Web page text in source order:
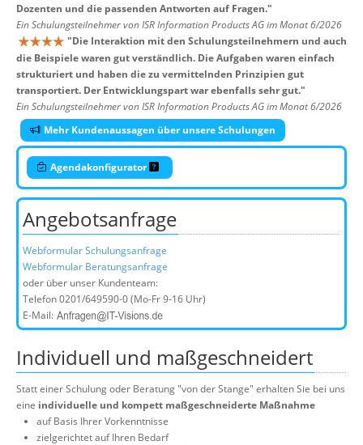
Dozenten und die passenden Antworten auf Fragen."
Ein Schulungsteilnehmer von ISR Information Products AG im Monat 6/2026
"Die Interaktion mit den Schulungsteilnehmern und auch
die Beispiele waren gut verständlich. Die Aufgaben waren einfach
strukturiert und haben die zu vermittelnden Prinzipien gut
transportiert. Der Entwicklungspart war ebenfalls sehr gut."
Ein Schulungsteilnehmer von ISR Information Products AG im Monat 6/2026
Mehr Kundenaussagen über unsere Schulungen
Agendakonfigurator
Angebotsanfrage
Webformular Schulungsanfrage
Webformular Beratungsanfrage
oder über unser Kundenteam:
Telefon0201/649590-0(Mo-Fr 9-16 Uhr)
E-Mail:
Individuell und maßgeschneidert
Statt einer Schulung oder Beratung "von der Stange" erhalten Sie bei uns
eine individuelle und kompett maßgeschneiderte Maßnahme
auf Basis Ihrer Vorkenntnisse
zielgerichtet auf Ihren Bedarf